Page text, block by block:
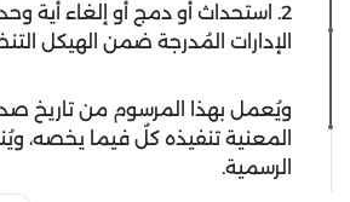
2. استحداث أو دمج أو إلغاء أية
الإدارات المُدرجة ضمن الهيكل
ويُعمل بهذا المرسوم من تاريخ
المعنية تنفيذه كلٌ فيما يخصه،
الرسمية.